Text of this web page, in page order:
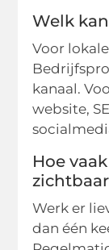
Welk
Voor
kanaal.
website,
Hoe
Werk er
dan één